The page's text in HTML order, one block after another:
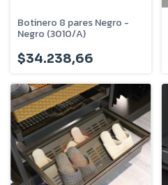
Botinero 8 pares Negro -
Negro (3010/A)
$34.238,66